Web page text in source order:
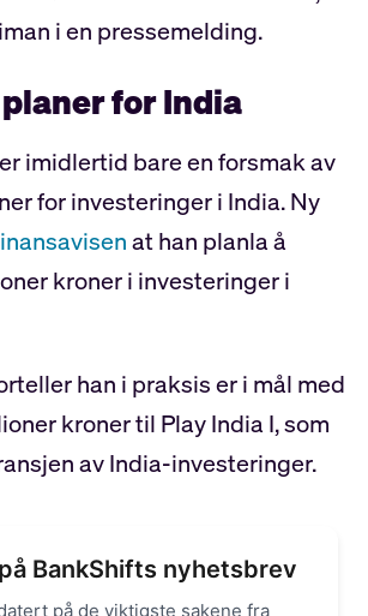
i en pressemelding.
for India
imidlertid bare en forsmak av
for investeringer i India. Ny
at han planla å
kroner i investeringer i
han i praksis er i mål med
kroner til Play India I, som
av India-investeringer.
BankShifts nyhetsbrev
på de viktigste sakene fra